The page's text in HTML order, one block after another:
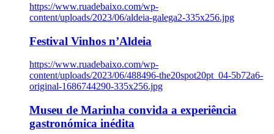
https://www.ruadebaixo.com/wp-
content/uploads/2023/06/aldeia-galega2-335x256.jpg
Festival Vinhos n’Aldeia
https://www.ruadebaixo.com/wp-
content/uploads/2023/06/488496-the20spot20pt_04-5b72a6-
original-1686744290-335x256.jpg
Museu de Marinha convida a experiência
gastronómica inédita